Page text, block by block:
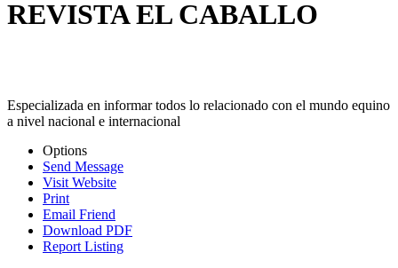
REVISTA EL CABALLO
Especializada en informar todos lo relacionado con el mundo equino
a nivel nacional e internacional
Options
Send Message
Visit Website
Print
Email Friend
Download PDF
Report Listing